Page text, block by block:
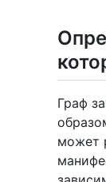
Граф
может